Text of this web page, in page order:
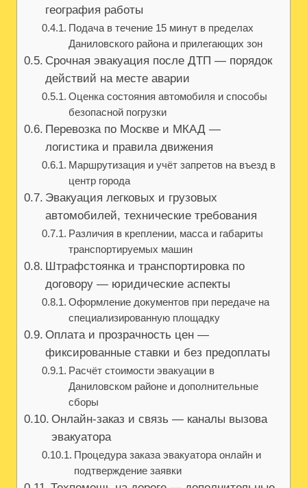
география работы
Подача в течение 15 минут в пределах
Даниловского района и прилегающих зон
Срочная эвакуация после ДТП — порядок
действий на месте аварии
Оценка состояния автомобиля и способы
безопасной погрузки
Перевозка по Москве и МКАД —
логистика и правила движения
Маршрутизация и учёт запретов на въезд в
центр города
Эвакуация легковых и грузовых
автомобилей, технические требования
Различия в креплении, масса и габариты
транспортируемых машин
Штрафстоянка и транспортировка по
договору — юридические аспекты
Оформление документов при передаче на
специализированную площадку
Оплата и прозрачность цен —
фиксированные ставки и без предоплаты
Расчёт стоимости эвакуации в
Даниловском районе и дополнительные
сборы
Онлайн-заказ и связь — каналы вызова
эвакуатора
Процедура заказа эвакуатора онлайн и
подтверждение заявки